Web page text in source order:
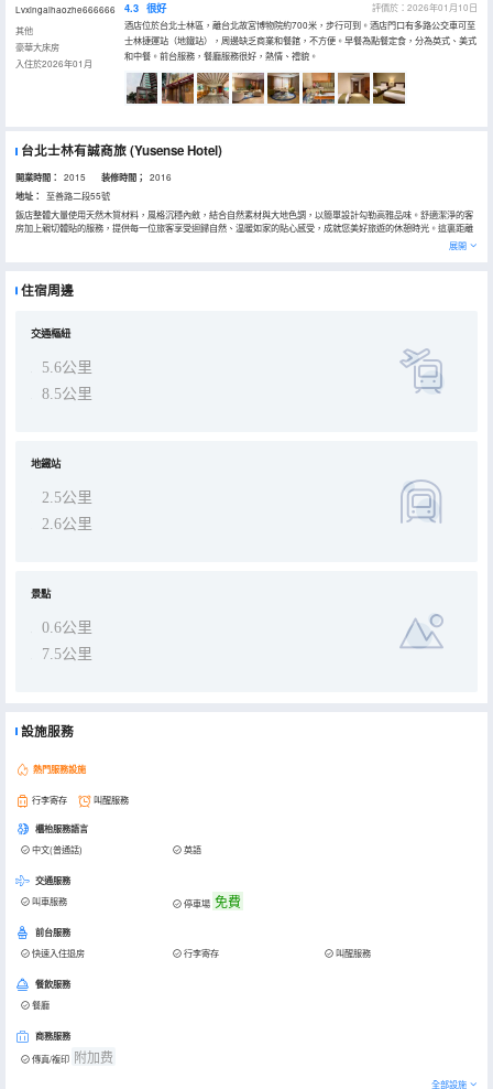
Lvxingaihaozhe666666
其他
豪華大床房
入住於2026年01月
4.3 很好
評價於：2026年01月10日
酒店位於台北士林區，離台北故宮博物院約700米，步行可到。酒店門口有多路公交車可至
士林捷運站（地鐵站），周邊缺乏商業和餐館，不方便。早餐為點餐定食，分為英式、美式
和中餐。前台服務，餐廳服務很好，熱情、禮貌。
台北士林有誠商旅(Yusense Hotel)
開業時間： 2015 装修時間； 2016
地址：
至善路二段55號
飯店整體大量使用天然木質材料，風格沉穩內斂，結合自然素材與大地色調，以簡單設計勾勒高雅品味。舒適潔淨的客
房加上親切體貼的服務，提供每一位旅客享受迴歸自然、温暖如家的貼心感受，成就您美好旅遊的休憩時光。這裏距離
松山機場也不過15分鐘的路程。 飯店位置優越讓遊人前往市區內的熱門景點變得方便快捷。 飯店內能享受到所有房型
皆附免費WiFi, 24小時前台服務, 配有無障礙協助設備, 可寄放行李, 公共區域WiFi等一系列設施。 一流的設施與得天獨
展開
住宿周邊
交通樞紐
5.6公里
8.5公里
地鐵站
2.5公里
2.6公里
景點
0.6公里
7.5公里
設施服務
熱門服務設施
行李寄存 叫醒服務
櫃枱服務語言
中文(普通話) 英語
交通服務
叫車服務 停車場 免費
前台服務
快速入住退房 行李寄存 叫醒服務
餐飲服務
餐廳
商務服務
傳真/複印 附加费
全部設施